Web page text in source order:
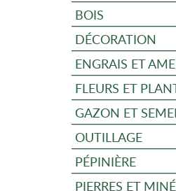
BOIS
DÉCORATION
ENGRAIS ET
FLEURS ET
GAZON ET
OUTILLAGE
PÉPINIÈRE
PIERRES ET